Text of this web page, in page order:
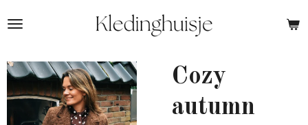
direct
de
hoofdinhoud
Cozy
autumn